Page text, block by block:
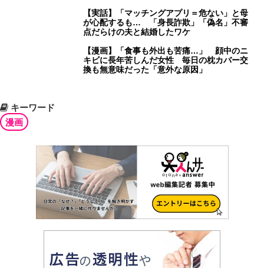
【実話】「マッチングアプリ＝危ない」と母
が心配するも… 「身長詐欺」「偽名」不審
点だらけの夫と結婚したワケ
【漫画】「食事も外出も苦痛…」 顔中のニ
キビに長年苦しんだ女性 毎日の枕カバー交
換も無意味だった「意外な原因」
キーワード
漫画